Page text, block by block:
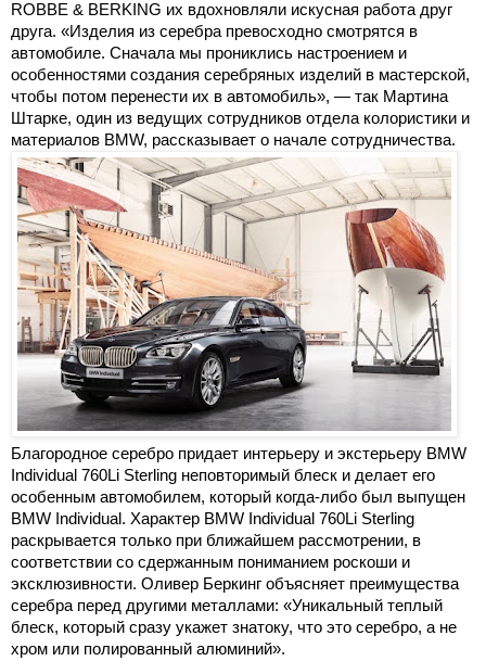
ROBBE & BERKING их вдохновляли искусная работа друг
друга. «Изделия из серебра превосходно смотрятся в
автомобиле. Сначала мы прониклись настроением и
особенностями создания серебряных изделий в мастерской,
чтобы потом перенести их в автомобиль», — так Мартина
Штарке, один из ведущих сотрудников отдела колористики и
материалов BMW, рассказывает о начале сотрудничества.
Благородное серебро придает интерьеру и экстерьеру BMW
Individual 760Li Sterling неповторимый блеск и делает его
особенным автомобилем, который когда-либо был выпущен
BMW Individual. Характер BMW Individual 760Li Sterling
раскрывается только при ближайшем рассмотрении, в
соответствии со сдержанным пониманием роскоши и
эксклюзивности. Оливер Беркинг объясняет преимущества
серебра перед другими металлами: «Уникальный теплый
блеск, который сразу укажет знатоку, что это серебро, а не
хром или полированный алюминий».